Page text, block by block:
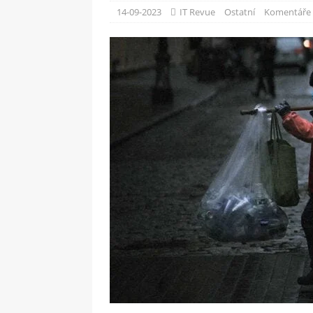
[ 06-05-2025 ]
SOFTWARE
14-09-2023 IT Revue Ostatní